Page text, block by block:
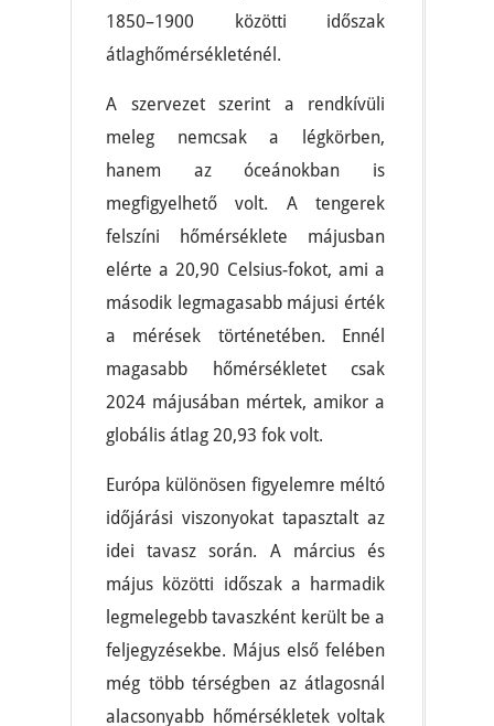
1850–1900 közötti időszak
átlaghőmérsékleténél.
A szervezet szerint a rendkívüli
meleg nemcsak a légkörben,
hanem az óceánokban is
megfigyelhető volt. A tengerek
felszíni hőmérséklete májusban
elérte a 20,90 Celsius-fokot, ami a
második legmagasabb májusi érték
a mérések történetében. Ennél
magasabb hőmérsékletet csak
2024 májusában mértek, amikor a
globális átlag 20,93 fok volt.
Európa különösen figyelemre méltó
időjárási viszonyokat tapasztalt az
idei tavasz során. A március és
május közötti időszak a harmadik
legmelegebb tavaszként került be a
feljegyzésekbe. Május első felében
még több térségben az átlagosnál
alacsonyabb hőmérsékletek voltak